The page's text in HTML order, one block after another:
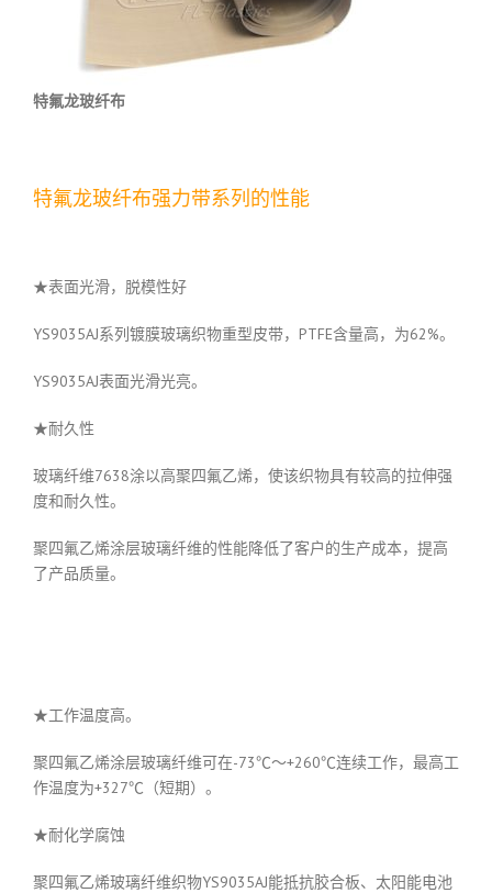
特氟龙玻纤布
特氟龙玻纤布强力带系列的性能
★表面光滑，脱模性好
YS9035AJ系列镀膜玻璃织物重型皮带，PTFE含量高，为62%。
YS9035AJ表面光滑光亮。
★耐久性
玻璃纤维7638涂以高聚四氟乙烯，使该织物具有较高的拉伸强
度和耐久性。
聚四氟乙烯涂层玻璃纤维的性能降低了客户的生产成本，提高
了产品质量。
★工作温度高。
聚四氟乙烯涂层玻璃纤维可在-73℃～+260℃连续工作，最高工
作温度为+327℃（短期）。
★耐化学腐蚀
聚四氟乙烯玻璃纤维织物YS9035AJ能抵抗胶合板、太阳能电池